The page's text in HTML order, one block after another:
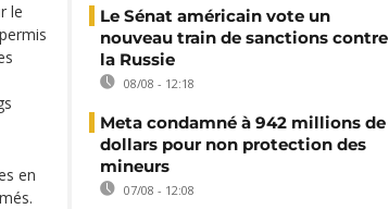
le
en
Le Sénat américain vote un
nouveau train de sanctions contre
la Russie
08/08 - 12:18
Meta condamné à 942 millions de
dollars pour non protection des
mineurs
07/08 - 12:08